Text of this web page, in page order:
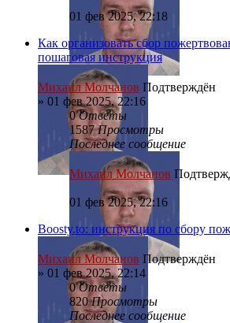
01 фев 2025, 22:18
Как организовать сбор
пошаговая инструкция
Михаил Молчанов Подтверждён
» 01 фев 2025, 22:16
0Ответы
1587Просмотры
Последнее сообщение
Михаил Молчанов
01 фев 2025, 22:16
Boosty.to: инструкция по сбору
Михаил Молчанов Подтверждён
» 01 фев 2025, 22:14
0Ответы
820Просмотры
Последнее сообщение